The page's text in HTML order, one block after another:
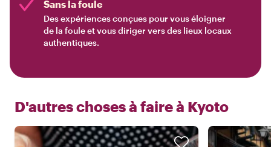
Sans la foule
Des expériences conçues pour vous éloigner
de la foule et vous diriger vers des lieux locaux
authentiques.
D'autres choses à faire à Kyoto